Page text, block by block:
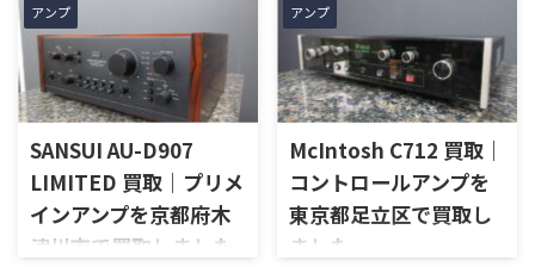
アンプ
SANSUI AU-D907
LIMITED 買取｜プリメ
インアンプを京都府木
津川市で買取しました
アンプ
McIntosh C712 買取｜
コントロールアンプを
東京都足立区で買取し
ました